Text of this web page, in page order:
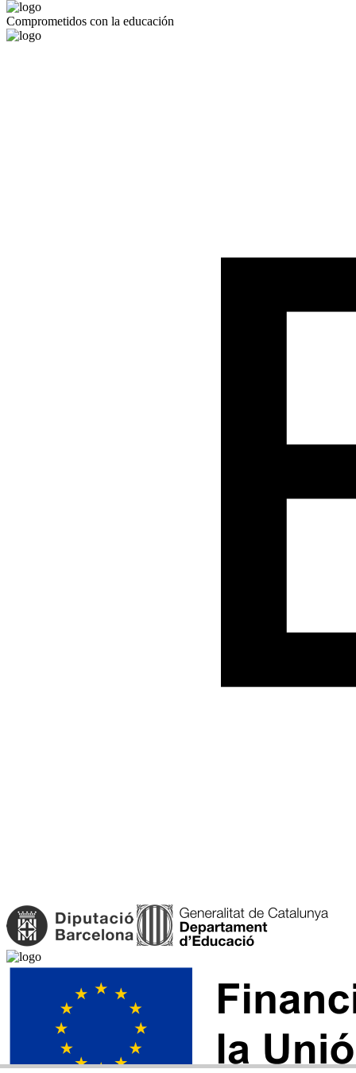
Comprometidos con la educación